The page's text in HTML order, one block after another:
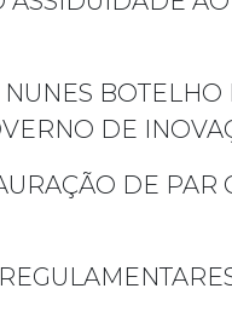
BOTELHO
DE
DE